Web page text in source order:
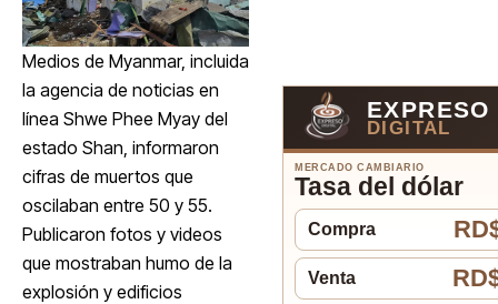
Medios de Myanmar, incluida
la agencia de noticias en
línea Shwe Phee Myay del
estado Shan, informaron
cifras de muertos que
oscilaban entre 50 y 55.
Publicaron fotos y videos
que mostraban humo de la
explosión y edificios
EXPRESO
DIGITAL
MERCADO CAMBIARIO
Tasa del dólar
Compra
Venta